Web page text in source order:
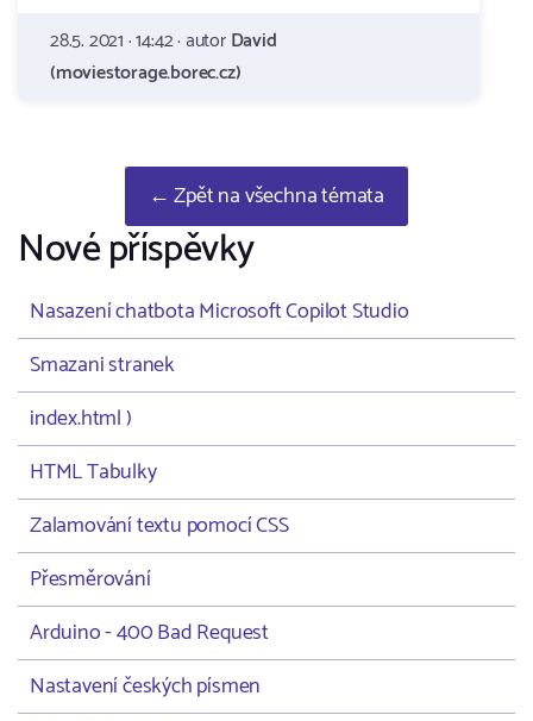
28.5. 2021 · 14:42 · autorDavid
(moviestorage.borec.cz)
← Zpět na všechna témata
Nové příspěvky
Nasazení chatbota Microsoft Copilot Studio
Smazani stranek
index.html )
HTML Tabulky
Zalamování textu pomocí CSS
Přesměrování
Arduino - 400 Bad Request
Nastavení českých písmen